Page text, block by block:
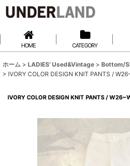
HOME CATEGORY
ホーム > LADIES' Used&Vintage > Bottom/
> IVORY COLOR DESIGN KNIT PANTS /
IVORY COLOR DESIGN KNIT PANTS /